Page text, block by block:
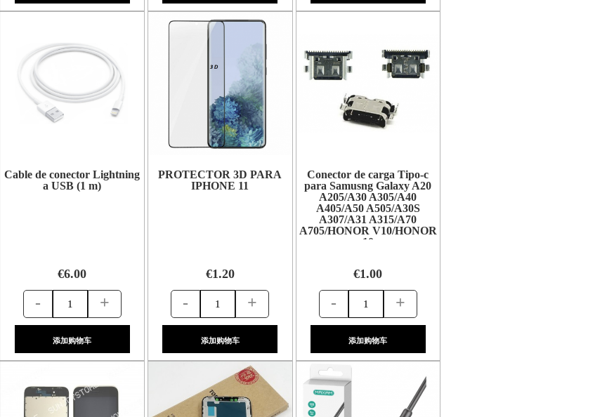
Cable de conector Lightning
a USB (1 m)
€6.00
- +
添加购物车
PROTECTOR 3D PARA
IPHONE 11
€1.20
- +
添加购物车
Conector de carga Tipo-c
para Samusng Galaxy A20
A205/A30 A305/A40
A405/A50 A505/A30S
A307/A31 A315/A70
A705/HONOR V10/HONOR
10
€1.00
- +
添加购物车